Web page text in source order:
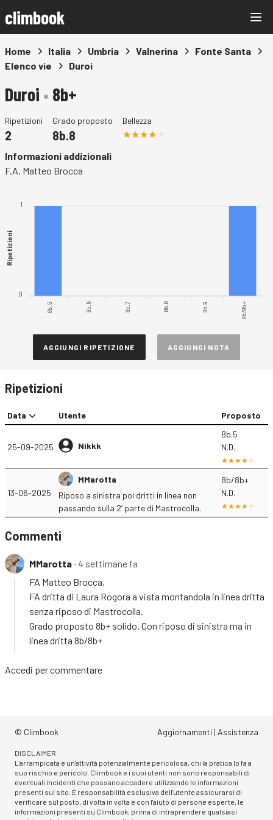
climbook
Home Italia Umbria Valnerina
Fonte Santa
Elenco vie
Duroi
Duroi • 8b+
Ripetizioni
2
Grado proposto
8b.8
Bellezza
Informazioni addizionali
F.A. Matteo Brocca
1
0
Ripetizioni
8b.5 8b.6 8b.7 8b.8 8b.9 8b/8b+
AGGIUNGI RIPETIZIONE AGGIUNGI NOTA
Ripetizioni
Data Utente Proposto
25-09-2025 Nikkk
8b.5
N.D.
13-06-2025
MMarotta
Riposo a sinistra poi dritti in linea non
passando sulla 2’ parte di Mastrocolla.
8b/8b+
N.D.
Commenti
MMarotta ∙ 4 settimane fa
FA Matteo Brocca,
FA dritta di Laura Rogora a vista montandola in linea dritta
senza riposo di Mastrocolla.
Grado proposto 8b+ solido. Con riposo di sinistra ma in
linea dritta 8b/8b+
Accedi per commentare
© Climbook Aggiornamenti | Assistenza
DISCLAIMER
L'arrampicata è un'attività potenzialmente pericolosa, chi la pratica lo fa a
suo rischio e pericolo. Climbook e i suoi utenti non sono responsabili di
eventuali incidenti che possano accadere utilizzando le informazioni
presenti sul sito. È responsabilità esclusiva dell'utente assicurarsi di
verificare sul posto, di volta in volta e con l'aiuto di persone esperte, le
informazioni presenti su Climbook, prima di intraprendere qualsiasi